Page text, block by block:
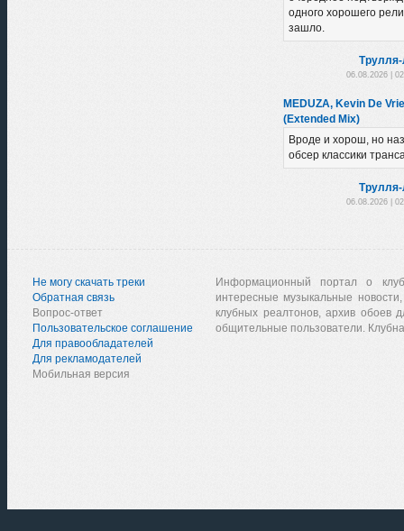
одного хорошего
зашло.
06.08.2026 |
MEDUZA, Kevin De
(Extended Mix)
Вроде и хорош, но
обсер классики
06.08.2026 |
Не могу скачать треки
Обратная связь
Вопрос-ответ
Пользовательское соглашение
Для правообладателей
Для рекламодателей
Мобильная версия
Информационный портал о
интересные музыкальные
клубных реалтонов, архив обоев
общительные пользователи.